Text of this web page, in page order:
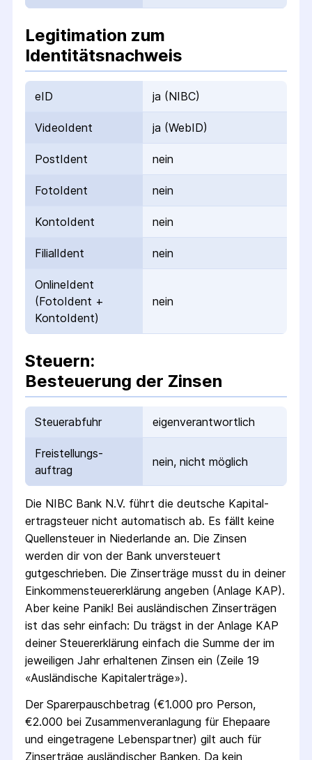
Legitimation zum
Identitätsnachweis
eID ja (NIBC)
VideoIdent ja (WebID)
PostIdent nein
FotoIdent nein
KontoIdent nein
FilialIdent nein
OnlineIdent
(FotoIdent +
KontoIdent)
nein
Steuern:
Besteuerung der Zinsen
Steuerabfuhr eigenverantwortlich
Freistellungs­
auftrag
nein, nicht möglich
Die NIBC Bank N.V. führt die deutsche Kapital­
ertrag­steuer nicht automatisch ab. Es fällt keine
Quellen­steuer in Niederlande an. Die Zinsen
werden dir von der Bank unversteuert
gutgeschrieben. Die Zins­erträge musst du in deiner
Einkommen­steuer­erklärung angeben (Anlage KAP).
Aber keine Panik! Bei ausländischen Zins­erträgen
ist das sehr einfach: Du trägst in der Anlage KAP
deiner Steuer­erklärung einfach die Summe der im
jeweiligen Jahr erhaltenen Zinsen ein (Zeile 19
«Ausländische Kapital­erträge»).
Der Sparer­pausch­betrag (€1.000 pro Person,
€2.000 bei Zusammen­veranlagung für Ehepaare
und eingetragene Lebens­partner) gilt auch für
Zins­erträge ausländischer Banken. Da kein